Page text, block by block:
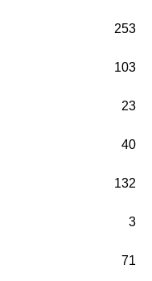
253
103
23
40
132
3
71